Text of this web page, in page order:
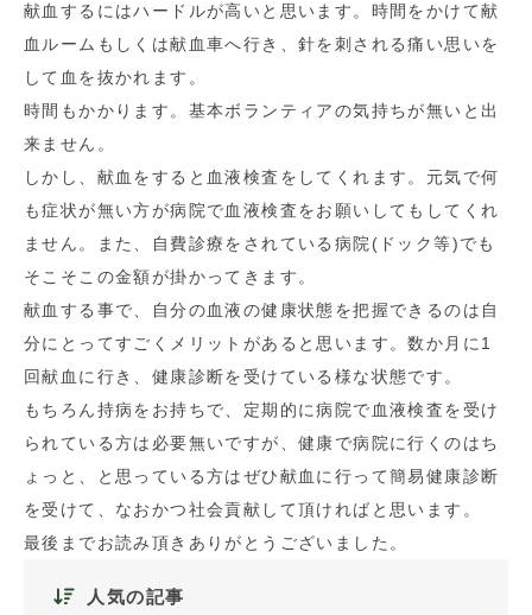
献血するにはハードルが高いと思います。時間をかけて献
血ルームもしくは献血車へ行き、針を刺される痛い思いを
して血を抜かれます。
時間もかかります。基本ボランティアの気持ちが無いと出
来ません。
しかし、献血をすると血液検査をしてくれます。元気で何
も症状が無い方が病院で血液検査をお願いしてもしてくれ
ません。また、自費診療をされている病院(ドック等)でも
そこそこの金額が掛かってきます。
献血する事で、自分の血液の健康状態を把握できるのは自
分にとってすごくメリットがあると思います。数か月に1
回献血に行き、健康診断を受けている様な状態です。
もちろん持病をお持ちで、定期的に病院で血液検査を受け
られている方は必要無いですが、健康で病院に行くのはち
ょっと、と思っている方はぜひ献血に行って簡易健康診断
を受けて、なおかつ社会貢献して頂ければと思います。
最後までお読み頂きありがとうございました。
人気の記事